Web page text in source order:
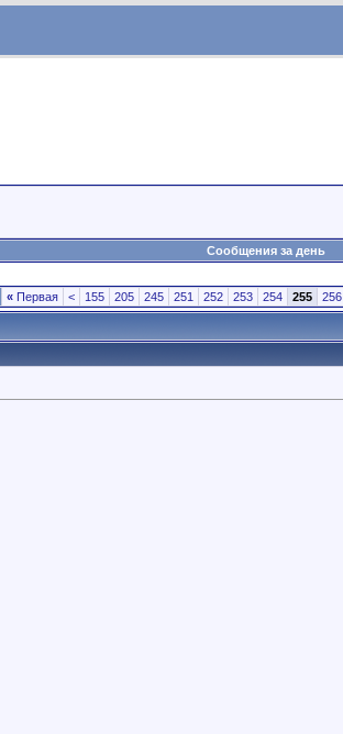
Сообщения за день
« Первая < 155 205 245 251 252 253 254 255 256